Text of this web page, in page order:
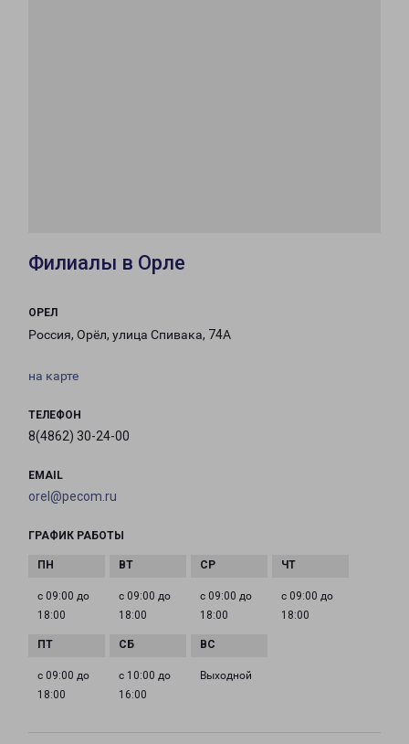
Филиалы в Орле
ОРЕЛ
Россия, Орёл, улица Спивака, 74А
на карте
ТЕЛЕФОН
8(4862) 30-24-00
EMAIL
orel@pecom.ru
ГРАФИК РАБОТЫ
с 09:00 до
18:00
с 09:00 до
18:00
с 09:00 до
18:00
с 09:00 до
18:00
с 09:00 до
18:00
с 10:00 до
16:00
Выходной